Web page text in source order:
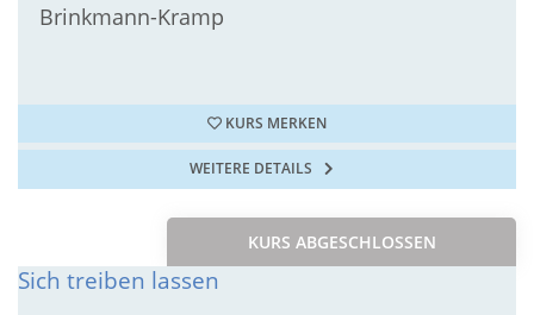
Brinkmann-Kramp
KURS MERKEN
WEITERE DETAILS
KURS ABGESCHLOSSEN
Sich treiben lassen